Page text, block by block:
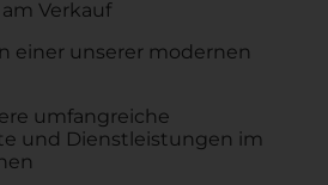
Verkauf
einer unserer modernen
umfangreiche
und Dienstleistungen im